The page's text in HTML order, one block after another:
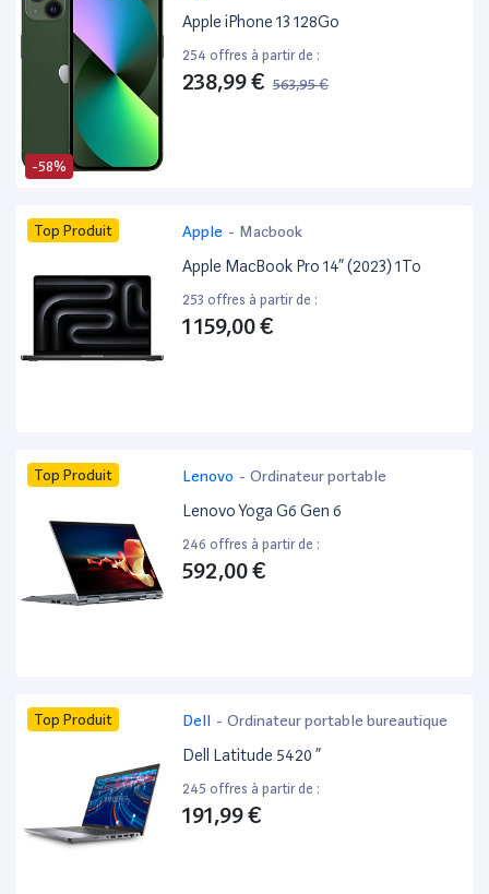
-58%
Apple iPhone 13 128Go
254 offres à partir de :
238,99 € 563,95 €
Top Produit Apple - Macbook
Apple MacBook Pro 14” (2023) 1To
253 offres à partir de :
1 159,00 €
Top Produit Lenovo - Ordinateur portable
Lenovo Yoga G6 Gen 6
246 offres à partir de :
592,00 €
Top Produit Dell - Ordinateur portable bureautique
Dell Latitude 5420 ”
245 offres à partir de :
191,99 €